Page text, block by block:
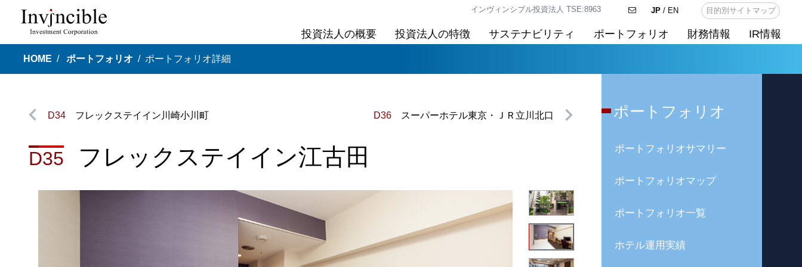
JP/ EN 目的別サイトマップ
インヴィンシブル投資法人 TSE:8963
投資法人の概要 投資法人の特徴 サステナビリティ ポートフォリオ 財務情報 IR情報
HOME ポートフォリオ ポートフォリオ詳細
D34 フレックステイイン川崎小川町 D36 スーパーホテル東京・ＪＲ立川北口
D35 フレックステイイン江古田
ポートフォリオ
ポートフォリオサマリー
ポートフォリオマップ
ポートフォリオ一覧
ホテル運用実績